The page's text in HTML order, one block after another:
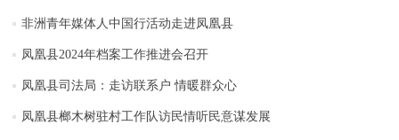
非洲青年媒体人中国行活动走进凤凰县
凤凰县2024年档案工作推进会召开
凤凰县司法局：走访联系户 情暖群众心
凤凰县榔木树驻村工作队访民情听民意谋发展